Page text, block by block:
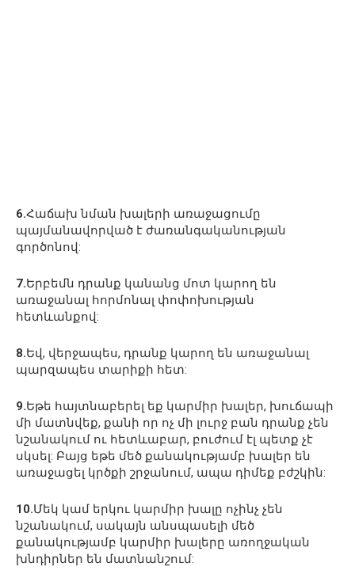
6.Հաճախ նման խալերի առաջացումը
պայմանավորված է ժառանգականության
գործոնով:
7.Երբեմն դրանք կանանց մոտ կարող են
առաջանալ հորմոնալ փոփոխության
հետևանքով:
8.Եվ, վերջապես, դրանք կարող են առաջանալ
պարզապես տարիքի հետ:
9.Եթե հայտնաբերել եք կարմիր խալեր, խուճապի
մի մատնվեք, քանի որ ոչ մի լուրջ բան դրանք չեն
նշանակում ու հետևաբար, բուժում էլ պետք չէ
սկսել: Բայց եթե մեծ քանակությամբ խալեր են
առաջացել կրծքի շրջանում, ապա դիմեք բժշկին:
10.Մեկ կամ երկու կարմիր խալը ոչինչ չեն
նշանակում, սակայն անսպասելի մեծ
քանակությամբ կարմիր խալերը առողջական
խնդիրներ են մատնանշում: